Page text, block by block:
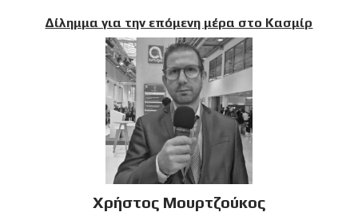
Δίλημμα για την επόμενη μέρα στο Κασμίρ
Χρήστος Μουρτζούκος